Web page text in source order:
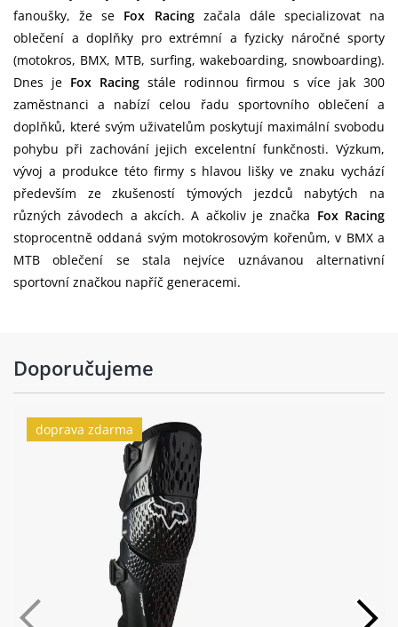
fanoušky, že se Fox Racingzačala dále specializovat na
oblečení a doplňky pro extrémní a fyzicky náročné sporty
(motokros, BMX, MTB, surfing, wakeboarding, snowboarding).
Dnes je Fox Racingstále rodinnou firmou s více jak 300
zaměstnanci a nabízí celou řadu sportovního oblečení a
doplňků, které svým uživatelům poskytují maximální svobodu
pohybu při zachování jejich excelentní funkčnosti. Výzkum,
vývoj a produkce této firmy s hlavou lišky ve znaku vychází
především ze zkušeností týmových jezdců nabytých na
různých závodech a akcích. A ačkoliv je značka Fox Racing
stoprocentně oddaná svým motokrosovým kořenům, v BMX a
MTB oblečení se stala nejvíce uznávanou alternativní
sportovní značkou napříč generacemi.
Doporučujeme
doprava zdarma